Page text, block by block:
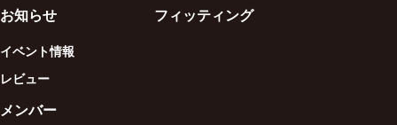
お知らせ
イベント情報
レビュー
フィッティング
メンバー